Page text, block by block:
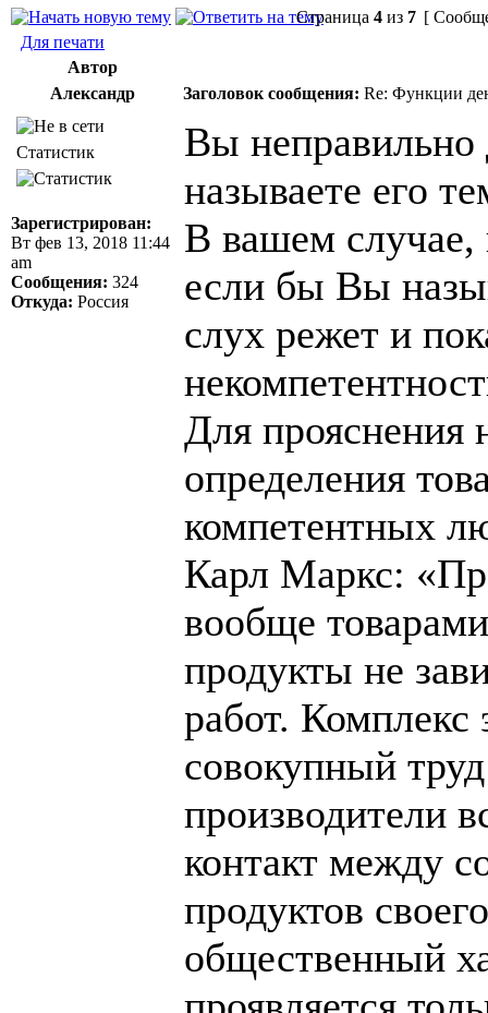
Страница 4 из 7 [
Для печати
Автор
Александр
Заголовок сообщения: Re: Функции
Статистик
Зарегистрирован:
Вт фев 13, 2018 11:44
am
Сообщения: 324
Откуда: Россия
Вы неправильно
называете его
В вашем случае,
если бы Вы
слух режет и
Для прояснения
определения
компетентных
Карл Маркс:
вообще
продукты не
работ. Комплекс
совокупный
производители
контакт между
продуктов
общественный